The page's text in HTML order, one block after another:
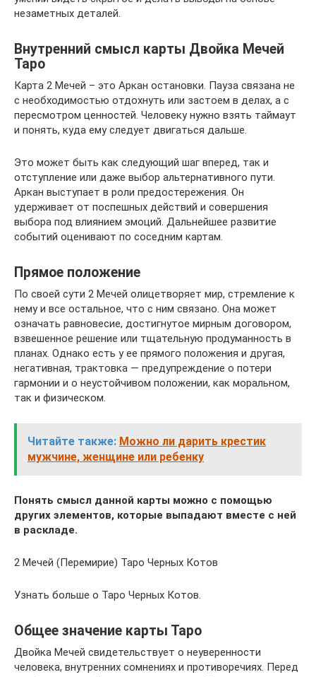
незаметных деталей.
Внутренний смысл карты Двойка Мечей
Таро
Карта 2 Мечей – это Аркан остановки. Пауза связана не
с необходимостью отдохнуть или застоем в делах, а с
пересмотром ценностей. Человеку нужно взять таймаут
и понять, куда ему следует двигаться дальше.
Это может быть как следующий шаг вперед, так и
отступление или даже выбор альтернативного пути.
Аркан выступает в роли предостережения. Он
удерживает от поспешных действий и совершения
выбора под влиянием эмоций. Дальнейшее развитие
событий оценивают по соседним картам.
Прямое положение
По своей сути 2 Мечей олицетворяет мир, стремление к
нему и все остальное, что с ним связано. Она может
означать равновесие, достигнутое мирным договором,
взвешенное решение или тщательную продуманность в
планах. Однако есть у ее прямого положения и другая,
негативная, трактовка — предупреждение о потери
гармонии и о неустойчивом положении, как моральном,
так и физическом.
Читайте также: Можно ли дарить крестик
мужчине, женщине или ребенку
Понять смысл данной карты можно с помощью
других элементов, которые выпадают вместе с ней
в раскладе.
2 Мечей (Перемирие) Таро Черных Котов
Узнать больше о Таро Черных Котов.
Общее значение карты Таро
Двойка Мечей свидетельствует о неуверенности
человека, внутренних сомнениях и противоречиях. Перед